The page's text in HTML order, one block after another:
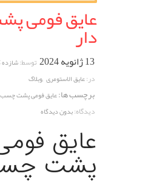
عایق فومی
دار
13 ژانویه 2024 توسط:شازده
در:عایق الاستومری ,وبلاگ
برچسب ها:عایق فومی پشت چسب
دیدگاه:بدون دیدگاه
عایق
پشت